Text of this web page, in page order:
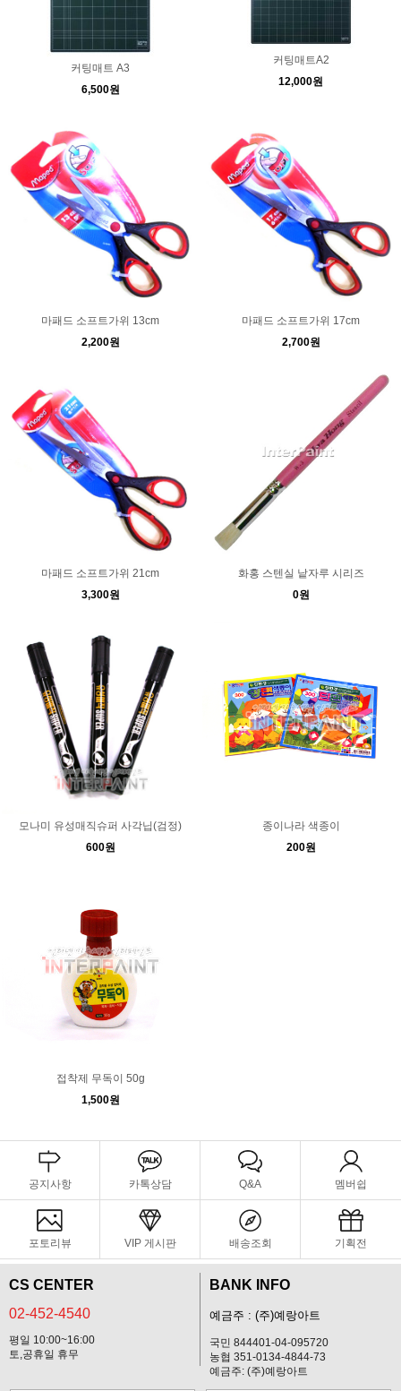
커팅매트 A3
6,500원
커팅매트A2
12,000원
마패드 소프트가위 13cm
2,200원
마패드 소프트가위 17cm
2,700원
마패드 소프트가위 21cm
3,300원
화홍 스텐실 낱자루 시리즈
0원
모나미 유성매직슈퍼 사각닙(검정)
600원
종이나라 색종이
200원
접착제 무독이 50g
1,500원
공지사항 카톡상담 Q&A 멤버쉽
포토리뷰 VIP 게시판 배송조회 기획전
CS CENTER
02-452-4540
평일 10:00~16:00
토,공휴일 휴무
BANK INFO
예금주 : (주)예랑아트
국민 844401-04-095720
농협 351-0134-4844-73
예금주: (주)예랑아트